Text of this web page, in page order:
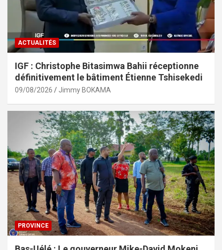
ACTUALITÉS
IGF : Christophe Bitasimwa Bahii réceptionne
définitivement le bâtiment Étienne Tshisekedi
09/08/2026 Jimmy BOKAMA
PROVINCE